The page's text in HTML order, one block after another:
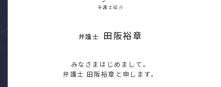
弁護士紹介
弁護士 田阪裕章
みなさまはじめまして。
弁護士 田阪裕章と申します。